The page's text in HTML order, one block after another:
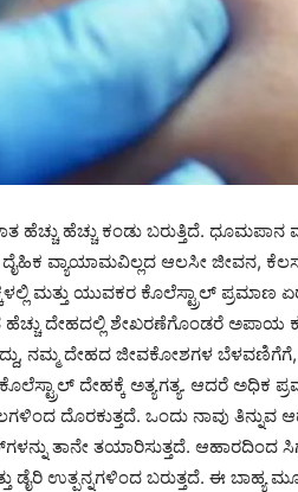
ಹೆಚ್ಚು ಕಂಡು ಬರುತ್ತಿದೆ. ಧೂಮಪಾನ
ವ್ಯಾಯಾಮವಿಲ್ಲದ ಆಲಸೀ ಜೀವನ,
ಮತ್ತು ಯುವಕರ ಕೊಲೆಸ್ಟ್ರಾಲ್ ಪ್ರಮಾಣ
ದೇಹದಲ್ಲಿ ಶೇಖರಣೆಗೊಂಡರೆ ಅಪಾಯ
ನಮ್ಮ ದೇಹದ ಜೀವಕೋಶಗಳ ಬೆಳವಣಿಗೆಗೆ,
ದೇಹಕ್ಕೆ ಅತ್ಯಗತ್ಯ. ಆದರೆ ಅಧಿಕ
ದೊರಕುತ್ತದೆ. ಒಂದು ನಾವು ತಿನ್ನುವ
ತಾನೇ ತಯಾರಿಸುತ್ತದೆ. ಆಹಾರದಿಂದ
ಉತ್ಪನ್ನಗಳಿಂದ ಬರುತ್ತದೆ. ಈ ಬಾಹ್ಯ